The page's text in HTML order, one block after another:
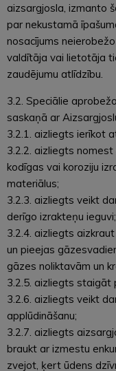
aizsargjosla, izmanto
par nekustamā
nosacījums
valdītāja vai lietotāja
zaudējumu atlīdzību.
3.2. Speciālie
saskaņā ar
3.2.1. aizliegts ierīkot
3.2.2. aizliegts
kodīgas vai koroziju
materiālus;
3.2.3. aizliegts veikt
derīgo izrakteņu ieguvi;
3.2.4. aizliegts
un pieejas
gāzes noliktavām un
3.2.5. aizliegts staigāt
3.2.6. aizliegts veikt
applūdināšanu;
3.2.7. aizliegts
braukt ar izmestu
zvejot, ķert ūdens